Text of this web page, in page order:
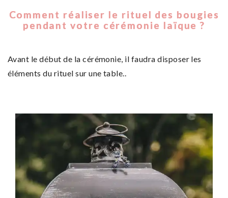
Comment réaliser le rituel des bougies
pendant votre cérémonie laïque ?
Avant le début de la cérémonie, il faudra disposer les
éléments du rituel sur une table..